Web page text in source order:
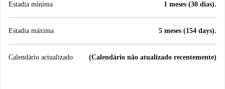
Estadia mínima 1 meses (30 dias).
Estadia máxima 5 meses (154 days).
Calendário actualizado (Calendário não atualizado recentemente)